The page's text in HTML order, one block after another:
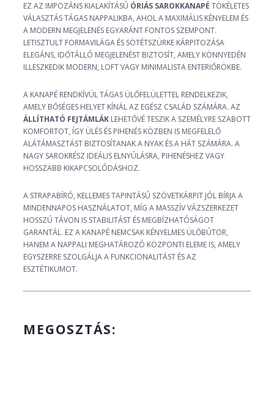
EZ AZ IMPOZÁNS KIALAKÍTÁSÚ ÓRIÁS SAROKKANAPÉ TÖKÉLETES
VÁLASZTÁS TÁGAS NAPPALIKBA, AHOL A MAXIMÁLIS KÉNYELEM ÉS
A MODERN MEGJELENÉS EGYARÁNT FONTOS SZEMPONT.
LETISZTULT FORMAVILÁGA ÉS SÖTÉTSZÜRKE KÁRPITOZÁSA
ELEGÁNS, IDŐTÁLLÓ MEGJELENÉST BIZTOSÍT, AMELY KÖNNYEDÉN
ILLESZKEDIK MODERN, LOFT VAGY MINIMALISTA ENTERIŐRÖKBE.
A KANAPÉ RENDKÍVÜL TÁGAS ÜLŐFELÜLETTEL RENDELKEZIK,
AMELY BŐSÉGES HELYET KÍNÁL AZ EGÉSZ CSALÁD SZÁMÁRA. AZ
ÁLLÍTHATÓ FEJTÁMLÁK LEHETŐVÉ TESZIK A SZEMÉLYRE SZABOTT
KOMFORTOT, ÍGY ÜLÉS ÉS PIHENÉS KÖZBEN IS MEGFELELŐ
ALÁTÁMASZTÁST BIZTOSÍTANAK A NYAK ÉS A HÁT SZÁMÁRA. A
NAGY SAROKRÉSZ IDEÁLIS ELNYÚLÁSRA, PIHENÉSHEZ VAGY
HOSSZABB KIKAPCSOLÓDÁSHOZ.
A STRAPABÍRÓ, KELLEMES TAPINTÁSÚ SZÖVETKÁRPIT JÓL BÍRJA A
MINDENNAPOS HASZNÁLATOT, MÍG A MASSZÍV VÁZSZERKEZET
HOSSZÚ TÁVON IS STABILITÁST ÉS MEGBÍZHATÓSÁGOT
GARANTÁL. EZ A KANAPÉ NEMCSAK KÉNYELMES ÜLŐBÚTOR,
HANEM A NAPPALI MEGHATÁROZÓ KÖZPONTI ELEME IS, AMELY
EGYSZERRE SZOLGÁLJA A FUNKCIONALITÁST ÉS AZ
ESZTÉTIKUMOT.
MEGOSZTÁS: